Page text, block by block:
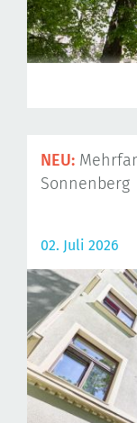
NEU:
Sonnenberg
02. Juli 2026